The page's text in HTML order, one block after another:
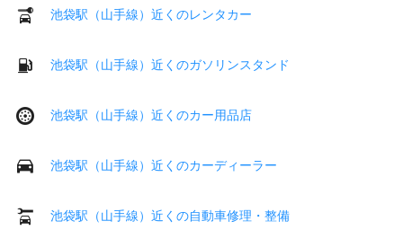
池袋駅（山手線）近くのレンタカー
池袋駅（山手線）近くのガソリンスタンド
池袋駅（山手線）近くのカー用品店
池袋駅（山手線）近くのカーディーラー
池袋駅（山手線）近くの自動車修理・整備